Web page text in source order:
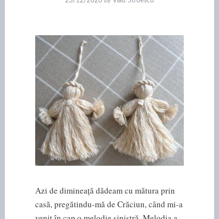
Azi de dimineață dădeam cu mătura prin
casă, pregătindu-mă de Crăciun, când mi-a